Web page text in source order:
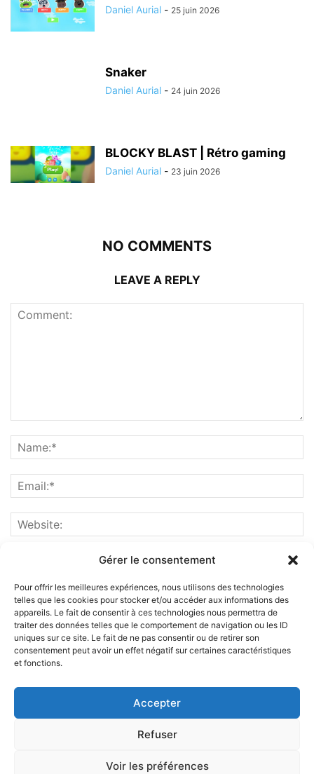
Gérer le consentement
Pour offrir les meilleures expériences, nous utilisons des technologies
telles que les cookies pour stocker et/ou accéder aux informations des
appareils. Le fait de consentir à ces technologies nous permettra de
traiter des données telles que le comportement de navigation ou les ID
uniques sur ce site. Le fait de ne pas consentir ou de retirer son
consentement peut avoir un effet négatif sur certaines caractéristiques
et fonctions.
Accepter
Refuser
Voir les préférences
Daniel Aurial - 25 juin 2026
Snaker
Daniel Aurial - 24 juin 2026
BLOCKY BLAST | Rétro gaming
Daniel Aurial - 23 juin 2026
NO COMMENTS
LEAVE A REPLY
ABOUT US
FOLLOW US